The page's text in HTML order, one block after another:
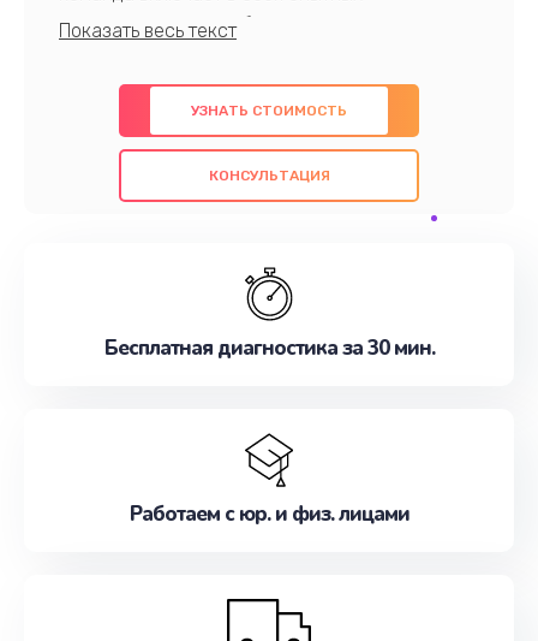
профессионалов с обширными знаниями и
предлагаем быстрый и качественный ремонт с
использованием оригинальных компонентов, а
также гарантируем качество всех
проведенных работ. Наша цель - предоставить
наилучшим образом. Не медлите записаться на
УЗНАТЬ СТОИМОСТЬ
КОНСУЛЬТАЦИЯ
Бесплатная диагностика за 30 мин.
Работаем с юр. и физ. лицами